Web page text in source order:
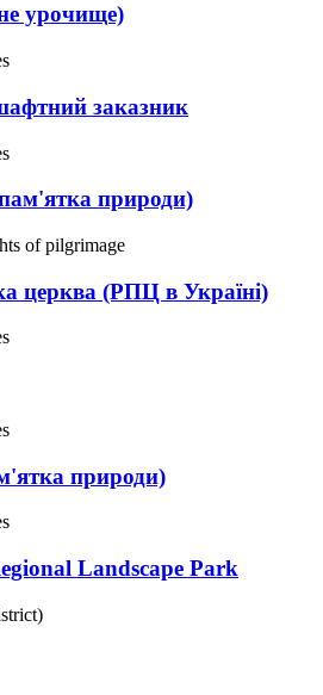
урочище)
заказник
природи)
of pilgrimage
церква (РПЦ в Україні)
природи)
Landscape Park